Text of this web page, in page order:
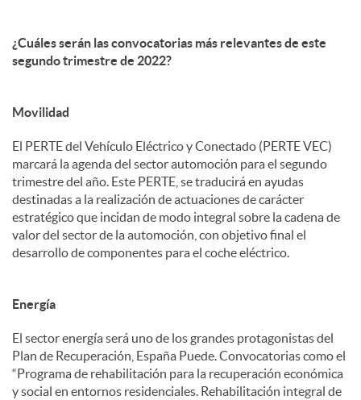
¿Cuáles serán las convocatorias más relevantes de este
segundo trimestre de 2022?
Movilidad
El PERTE del Vehículo Eléctrico y Conectado (PERTE VEC)
marcará la agenda del sector automoción para el segundo
trimestre del año. Este PERTE, se traducirá en ayudas
destinadas a la realización de actuaciones de carácter
estratégico que incidan de modo integral sobre la cadena de
valor del sector de la automoción, con objetivo final el
desarrollo de componentes para el coche eléctrico.
Energía
El sector energía será uno de los grandes protagonistas del
Plan de Recuperación, España Puede. Convocatorias como el
“Programa de rehabilitación para la recuperación económica
y social en entornos residenciales. Rehabilitación integral de